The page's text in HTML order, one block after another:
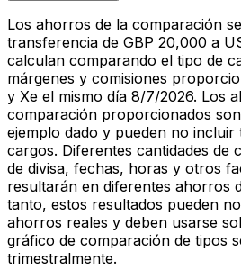
Los ahorros de la comparación
transferencia de GBP 20,000 a
calculan comparando el tipo de
márgenes y comisiones
y Xe el mismo día 8/7/2026. Los
comparación proporcionados
ejemplo dado y pueden no incluir
cargos. Diferentes cantidades de
de divisa, fechas, horas y otros
resultarán en diferentes ahorros
tanto, estos resultados pueden
ahorros reales y deben usarse
gráfico de comparación de tipos
trimestralmente.